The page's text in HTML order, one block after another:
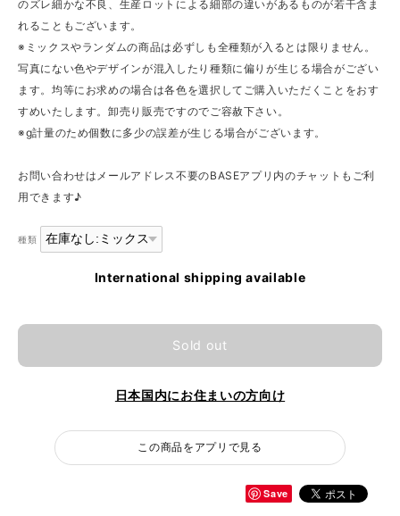
のズレ細かな不良、生産ロットによる細部の違いがあるものが若干含ま
れることもございます。
※ミックスやランダムの商品は必ずしも全種類が入るとは限りません。
写真にない色やデザインが混入したり種類に偏りが生じる場合がござい
ます。均等にお求めの場合は各色を選択してご購入いただくことをおす
すめいたします。卸売り販売ですのでご容赦下さい。
※g計量のため個数に多少の誤差が生じる場合がございます。
お問い合わせはメールアドレス不要のBASEアプリ内のチャットもご利
用できます♪
種類
International shipping available
Sold out
日本国内にお住まいの方向け
この商品をアプリで見る
Save